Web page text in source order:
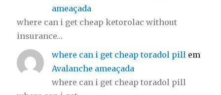
ameaçada
where can i get cheap ketorolac without
insurance…
where can i get cheap toradol pill em
Avalanche ameaçada
where can i get cheap toradol pill